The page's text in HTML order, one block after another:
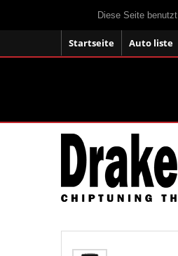
Diese Seite
Startseite Auto liste